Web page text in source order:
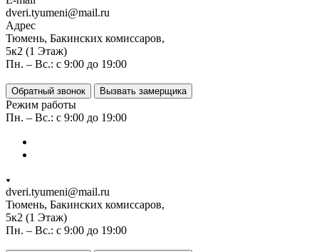
dveri.tyumeni@mail.ru
Адрес
Тюмень, Бакинских комиссаров,
5к2 (1 Этаж)
Пн. – Вс.: с 9:00 до 19:00
Обратный звонок Вызвать замерщика
Режим работы
Пн. – Вс.: с 9:00 до 19:00
dveri.tyumeni@mail.ru
Тюмень, Бакинских комиссаров,
5к2 (1 Этаж)
Пн. – Вс.: с 9:00 до 19:00